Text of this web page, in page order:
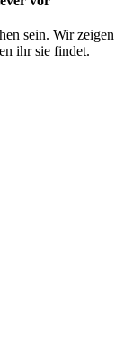
sein. Wir zeigen
ihr sie findet.